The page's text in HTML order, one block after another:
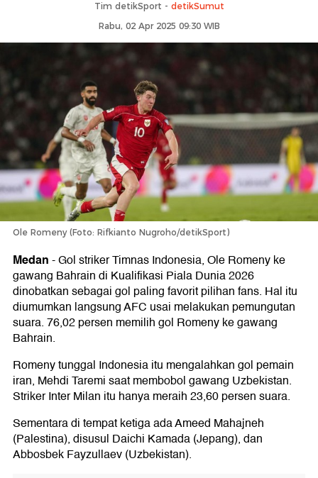
Tim detikSport - detikSumut
Rabu, 02 Apr 2025 09:30 WIB
Ole Romeny (Foto: Rifkianto Nugroho/detikSport)
Medan-Gol striker Timnas Indonesia, Ole Romeny ke
gawang Bahrain di Kualifikasi Piala Dunia 2026
dinobatkan sebagai gol paling favorit pilihan fans. Hal itu
diumumkan langsung AFC usai melakukan pemungutan
suara. 76,02 persen memilih gol Romeny ke gawang
Bahrain.
Romeny tunggal Indonesia itu mengalahkan gol pemain
iran, Mehdi Taremi saat membobol gawang Uzbekistan.
Striker Inter Milan itu hanya meraih 23,60 persen suara.
Sementara di tempat ketiga ada Ameed Mahajneh
(Palestina), disusul Daichi Kamada (Jepang), dan
Abbosbek Fayzullaev (Uzbekistan).